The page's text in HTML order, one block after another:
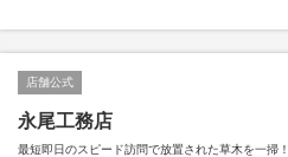
店舗公式
永尾工務店
最短即日のスピード訪問で放置された草木を一掃